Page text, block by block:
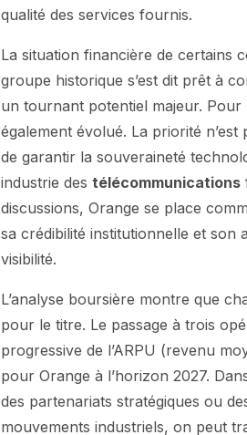
qualité des services fournis.
La situation financière de certains
groupe historique s’est dit prêt à
un tournant potentiel majeur. Pour
également évolué. La priorité
de garantir la souveraineté
industrie destélécommunications
discussions, Orange se place
sa crédibilité institutionnelle et son
visibilité.
L’analyse boursière montre que
pour le titre. Le passage à trois
progressive de l’ARPU (revenu
pour Orange à l’horizon 2027.
des partenariats stratégiques ou
mouvements industriels, on peut